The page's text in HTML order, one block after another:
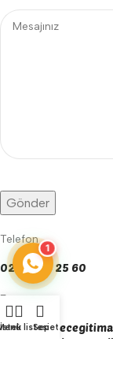
Telefon
0242 606 25 60
E-posta
İstek listesi
Sepet
1